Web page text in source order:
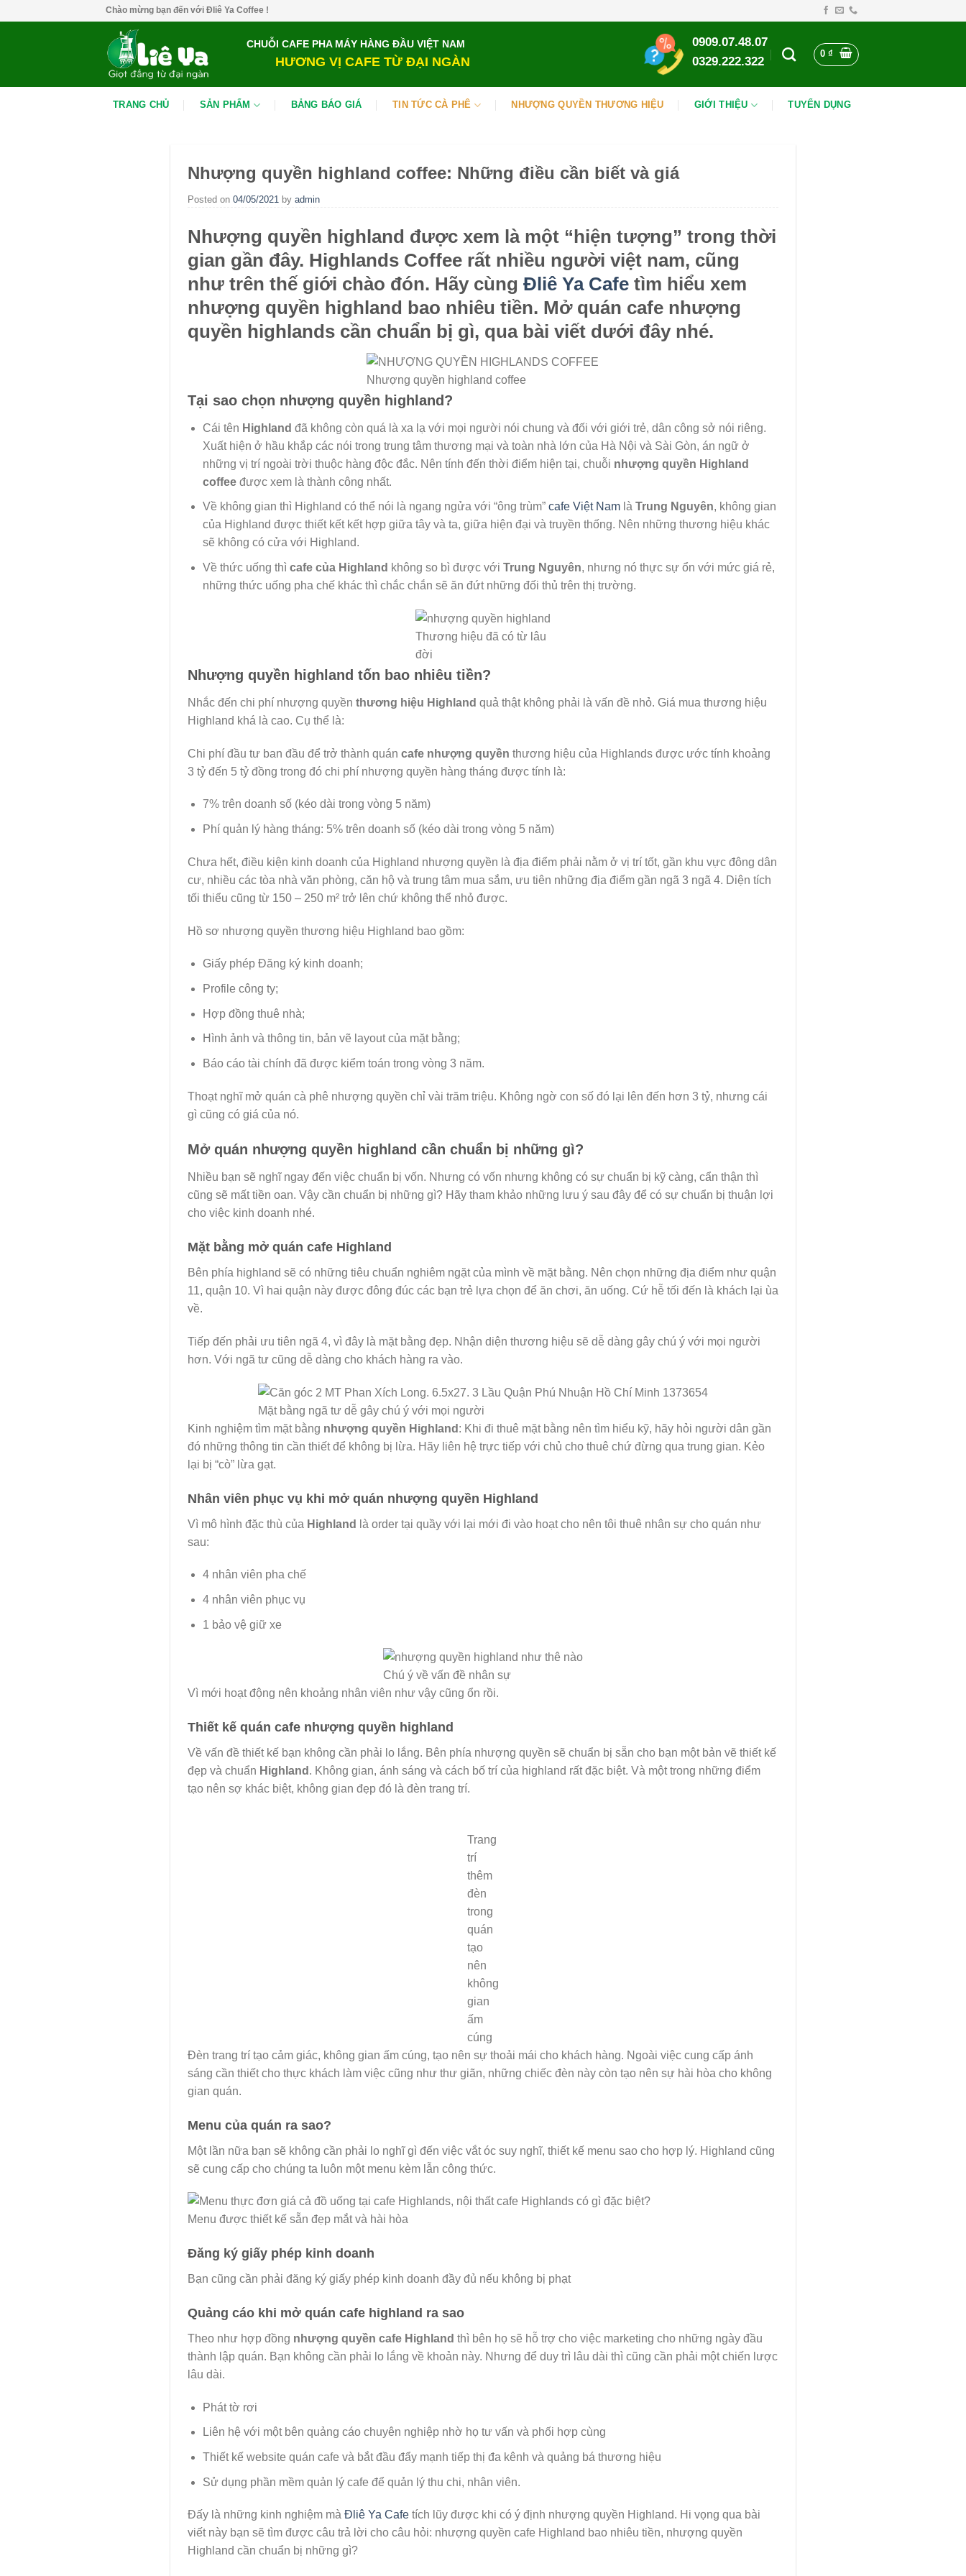
Chào mừng bạn đến với Đliê Ya Coffee !
CHUỖI CAFE PHA MÁY HÀNG ĐẦU VIỆT NAM
HƯƠNG VỊ CAFE TỪ ĐẠI NGÀN
0909.07.48.07
0329.222.322
0₫
TRANG CHỦ SẢN PHẨM BẢNG BÁO GIÁ TIN TỨC CÀ PHÊ NHƯỢNG QUYỀN THƯƠNG HIỆU GIỚI THIỆU TUYỂN DỤNG
Nhượng quyền highland coffee: Những điều cần biết và giá
Posted on 04/05/2021 by admin
Nhượng quyền highland được xem là một “hiện tượng” trong thời
gian gần đây. Highlands Coffee rất nhiều người việt nam, cũng
như trên thế giới chào đón. Hãy cùng Đliê Ya Cafe tìm hiểu xem
nhượng quyền highland
bao nhiêu tiền. Mở quán cafe nhượng
quyền highlands cần chuẩn bị gì, qua bài viết dưới đây nhé.
Nhượng quyền highland coffee
Tại sao chọn nhượng quyền highland?
Cái tên Highland đã không còn quá là xa lạ với mọi người nói chung và đối với giới trẻ, dân công sở nói riêng.
Xuất hiện ở hầu khắp các nói trong trung tâm thương mại và toàn nhà lớn của Hà Nội và Sài Gòn, án ngữ ở
những vị trí ngoài trời thuộc hàng độc đắc. Nên tính đến thời điểm hiện tại, chuỗi nhượng quyền Highland
coffeeđược xem là thành công nhất.
Về không gian thì Highland có thể nói là ngang ngửa với “ông trùm” cafe Việt Namlà Trung Nguyên, không gian
của Highland được thiết kết kết hợp giữa tây và ta, giữa hiện đại và truyền thống. Nên những thương hiệu khác
sẽ không có cửa với Highland.
Về thức uống thì cafe của Highland không so bì được với Trung Nguyên, nhưng nó thực sự ổn với mức giá rẻ,
những thức uống pha chế khác thì chắc chắn sẽ ăn đứt những đối thủ trên thị trường.
Thương hiệu đã có từ lâu
đời
Nhượng quyền highland tốn bao nhiêu tiền?
Nhắc đến chi phí nhượng quyền thương hiệu Highland quả thật không phải là vấn đề nhỏ. Giá mua thương hiệu
Highland khá là cao. Cụ thể là:
Chi phí đầu tư ban đầu để trở thành quán cafe nhượng quyền thương hiệu của Highlands được ước tính khoảng
3 tỷ đến 5 tỷ đồng trong đó chi phí nhượng quyền hàng tháng được tính là:
7% trên doanh số (kéo dài trong vòng 5 năm)
Phí quản lý hàng tháng: 5% trên doanh số (kéo dài trong vòng 5 năm)
Chưa hết, điều kiện kinh doanh của Highland nhượng quyền là địa điểm phải nằm ở vị trí tốt, gần khu vực đông dân
cư, nhiều các tòa nhà văn phòng, căn hộ và trung tâm mua sắm, ưu tiên những địa điểm gần ngã 3 ngã 4. Diện tích
tối thiểu cũng từ 150 – 250 m² trở lên chứ không thể nhỏ được.
Hồ sơ nhượng quyền thương hiệu Highland bao gồm:
Giấy phép Đăng ký kinh doanh;
Profile công ty;
Hợp đồng thuê nhà;
Hình ảnh và thông tin, bản vẽ layout của mặt bằng;
Báo cáo tài chính đã được kiểm toán trong vòng 3 năm.
Thoạt nghĩ mở quán cà phê nhượng quyền chỉ vài trăm triệu. Không ngờ con số đó lại lên đến hơn 3 tỷ, nhưng cái
gì cũng có giá của nó.
Mở quán nhượng quyền highland cần chuẩn bị những gì?
Nhiều bạn sẽ nghĩ ngay đến việc chuẩn bị vốn. Nhưng có vốn nhưng không có sự chuẩn bị kỹ càng, cẩn thận thì
cũng sẽ mất tiền oan. Vậy cần chuẩn bị những gì? Hãy tham khảo những lưu ý sau đây để có sự chuẩn bị thuận lợi
cho việc kinh doanh nhé.
Mặt bằng mở quán cafe Highland
Bên phía highland sẽ có những tiêu chuẩn nghiêm ngặt của mình về mặt bằng. Nên chọn những địa điểm như quận
11, quận 10. Vì hai quận này được đông đúc các bạn trẻ lựa chọn để ăn chơi, ăn uống. Cứ hễ tối đến là khách lại ùa
về.
Tiếp đến phải ưu tiên ngã 4, vì đây là mặt bằng đẹp. Nhận diện thương hiệu sẽ dễ dàng gây chú ý với mọi người
hơn. Với ngã tư cũng dễ dàng cho khách hàng ra vào.
Mặt bằng ngã tư dễ gây chú ý với mọi người
Kinh nghiệm tìm mặt bằng nhượng quyền Highland : Khi đi thuê mặt bằng nên tìm hiểu kỹ, hãy hỏi người dân gần
đó những thông tin cần thiết để không bị lừa. Hãy liên hệ trực tiếp với chủ cho thuê chứ đừng qua trung gian. Kẻo
lại bị “cò” lừa gạt.
Nhân viên phục vụ khi mở quán nhượng quyền Highland
Vì mô hình đặc thù của Highland
là order tại quầy với lại mới đi vào hoạt cho nên tôi thuê nhân sự cho quán như
sau:
4 nhân viên pha chế
4 nhân viên phục vụ
1 bảo vệ giữ xe
Chú ý về vấn đề nhân sự
Vì mới hoạt động nên khoảng nhân viên như vậy cũng ổn rồi.
Thiết kế quán cafe nhượng quyền highland
Về vấn đề thiết kế bạn không cần phải lo lắng. Bên phía nhượng quyền sẽ chuẩn bị sẵn cho bạn một bản vẽ thiết kế
đẹp và chuẩn Highland . Không gian, ánh sáng và cách bố trí của highland rất đặc biệt. Và một trong những điểm
tạo nên sợ khác biệt, không gian đẹp đó là đèn trang trí.
Trang
trí
thêm
đèn
trong
quán
tạo
nên
không
gian
ấm
cúng
Đèn trang trí tạo cảm giác, không gian ấm cúng, tạo nên sự thoải mái cho khách hàng. Ngoài việc cung cấp ánh
sáng cần thiết cho thực khách làm việc cũng như thư giãn, những chiếc đèn này còn tạo nên sự hài hòa cho không
gian quán.
Menu của quán ra sao?
Một lần nữa bạn sẽ không cần phải lo nghĩ gì đến việc vắt óc suy nghĩ, thiết kế menu sao cho hợp lý. Highland cũng
sẽ cung cấp cho chúng ta luôn một menu kèm lẫn công thức.
Menu được thiết kế sẵn đẹp mắt và hài hòa
Đăng ký giấy phép kinh doanh
Bạn cũng cần phải đăng ký giấy phép kinh doanh đầy đủ nếu không bị phạt
Quảng cáo khi mở quán cafe highland ra sao
Theo như hợp đồng nhượng quyền cafe Highland thì bên họ sẽ hỗ trợ cho việc marketing cho những ngày đầu
thành lập quán. Bạn không cần phải lo lắng về khoản này. Nhưng để duy trì lâu dài thì cũng cần phải một chiến lược
lâu dài.
Phát tờ rơi
Liên hệ với một bên quảng cáo chuyên nghiệp nhờ họ tư vấn và phối hợp cùng
Thiết kế website quán cafe và bắt đầu đẩy mạnh tiếp thị đa kênh và quảng bá thương hiệu
Sử dụng phần mềm quản lý cafe để quản lý thu chi, nhân viên.
Đấy là những kinh nghiệm mà Đliê Ya Cafe tích lũy được khi có ý định nhượng quyền Highland. Hi vọng qua bài
viết này bạn sẽ tìm được câu trả lời cho câu hỏi: nhượng quyền cafe Highland bao nhiêu tiền, nhượng quyền
Highland cần chuẩn bị những gì?